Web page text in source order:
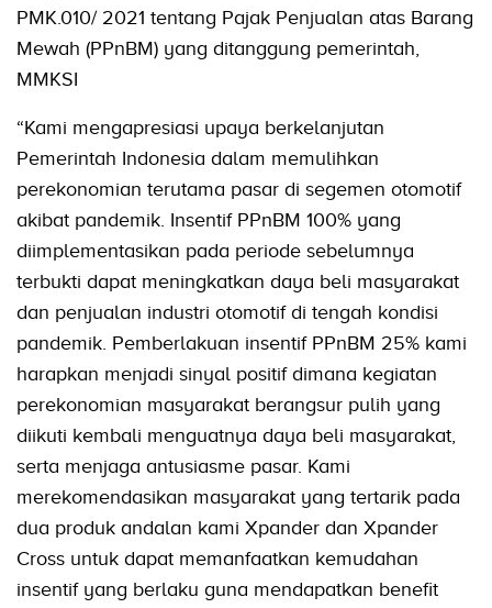
PMK.010/ 2021 tentang Pajak Penjualan atas Barang
Mewah (PPnBM) yang ditanggung pemerintah,
MMKSI
“Kami mengapresiasi upaya berkelanjutan
Pemerintah Indonesia dalam memulihkan
perekonomian terutama pasar di segemen otomotif
akibat pandemik. Insentif PPnBM 100% yang
diimplementasikan pada periode sebelumnya
terbukti dapat meningkatkan daya beli masyarakat
dan penjualan industri otomotif di tengah kondisi
pandemik. Pemberlakuan insentif PPnBM 25% kami
harapkan menjadi sinyal positif dimana kegiatan
perekonomian masyarakat berangsur pulih yang
diikuti kembali menguatnya daya beli masyarakat,
serta menjaga antusiasme pasar. Kami
merekomendasikan masyarakat yang tertarik pada
dua produk andalan kami Xpander dan Xpander
Cross untuk dapat memanfaatkan kemudahan
insentif yang berlaku guna mendapatkan benefit